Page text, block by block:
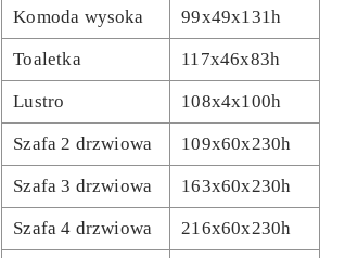
Komoda wysoka 99x49x131h
Toaletka 117x46x83h
Lustro 108x4x100h
Szafa 2 drzwiowa 109x60x230h
Szafa 3 drzwiowa 163x60x230h
Szafa 4 drzwiowa 216x60x230h